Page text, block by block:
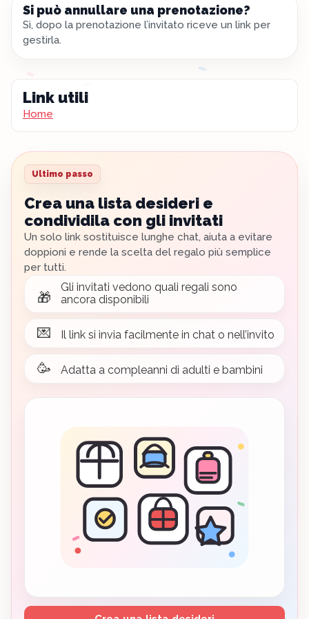
Si può annullare una prenotazione?
Sì, dopo la prenotazione l’invitato riceve un link per
gestirla.
Link utili
Home
Ultimo passo
Crea una lista desideri e
condividila con gli invitati
Un solo link sostituisce lunghe chat, aiuta a evitare
doppioni e rende la scelta del regalo più semplice
per tutti.
🎁
Gli invitati vedono quali regali sono
ancora disponibili
💌 Il link si invia facilmente in chat o nell’invito
🥳 Adatta a compleanni di adulti e bambini